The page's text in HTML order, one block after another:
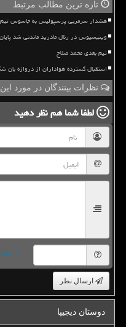
تازه ترین مطالب مرتبط
هشدار سرمربی پرسپولیس به جاسوس تیم
وینیسیوس در رئال مادرید ماندنی شد
تیم بعدی محمد صلاح
استقبال گسترده هواداران از دروازه بان
نظرات بینندگان در مورد
لطفا شما همنظر دهید
= ۶ بعلاوه ۳
ارسال نظر
دوستان دیجیپا